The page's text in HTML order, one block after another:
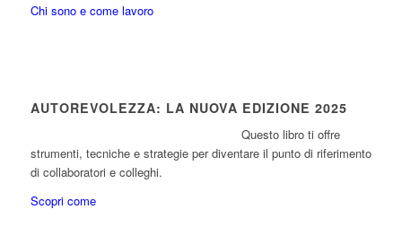
Chi sono e come lavoro
AUTOREVOLEZZA: LA NUOVA EDIZIONE 2025
Questo libro ti offre
strumenti, tecniche e strategie per diventare il punto di riferimento
di collaboratori e colleghi.
Scopri come